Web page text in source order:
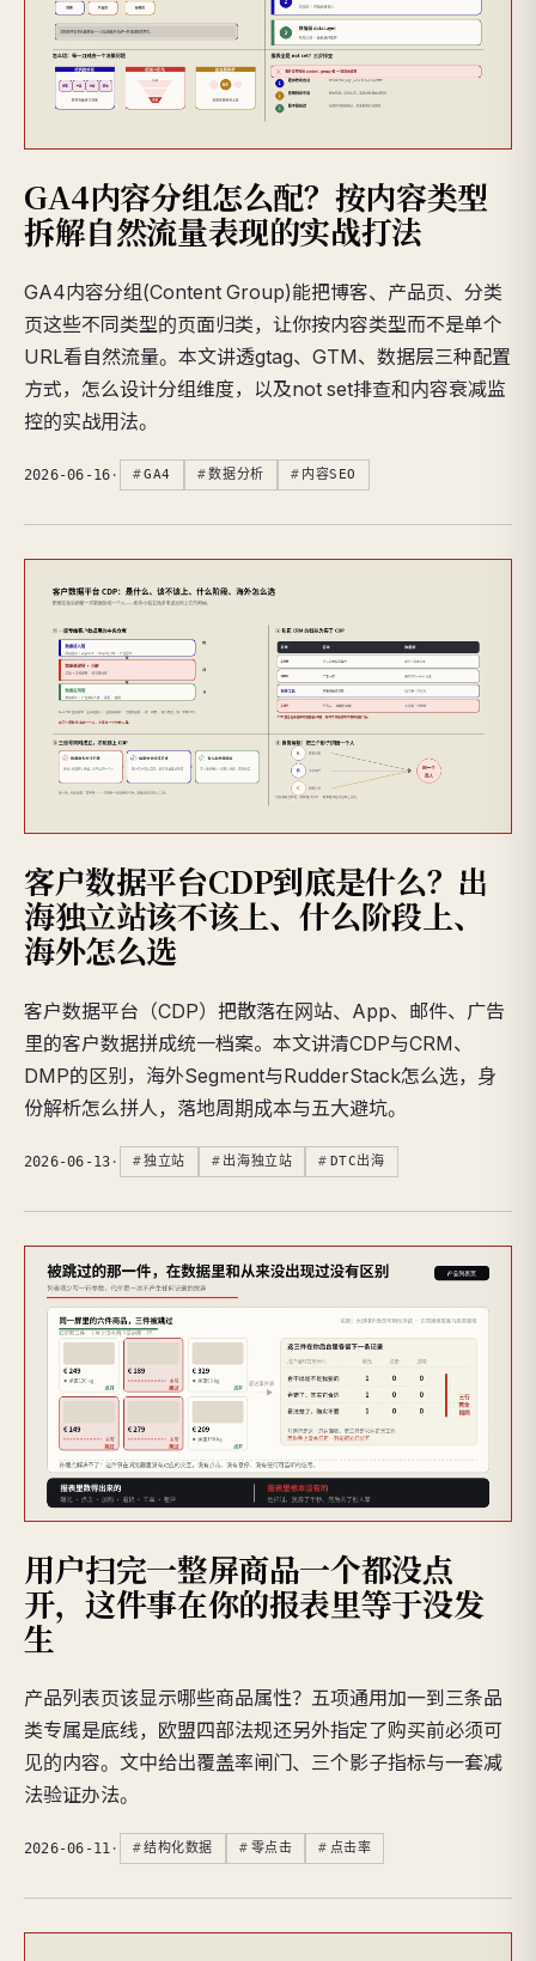
GA4内容分组怎么配？按内容类型
拆解自然流量表现的实战打法
GA4内容分组(Content Group)能把博客、产品页、分类
页这些不同类型的页面归类，让你按内容类型而不是单个
URL看自然流量。本文讲透gtag、GTM、数据层三种配置
方式，怎么设计分组维度，以及not set排查和内容衰减监
控的实战用法。
2026-06-16 · GA4 数据分析 内容SEO
客户数据平台CDP到底是什么？出
海独立站该不该上、什么阶段上、
海外怎么选
客户数据平台（CDP）把散落在网站、App、邮件、广告
里的客户数据拼成统一档案。本文讲清CDP与CRM、
DMP的区别，海外Segment与RudderStack怎么选，身
份解析怎么拼人，落地周期成本与五大避坑。
2026-06-13 · 独立站 出海独立站 DTC出海
用户扫完一整屏商品一个都没点
开，这件事在你的报表里等于没发
生
产品列表页该显示哪些商品属性？五项通用加一到三条品
类专属是底线，欧盟四部法规还另外指定了购买前必须可
见的内容。文中给出覆盖率闸门、三个影子指标与一套减
法验证办法。
2026-06-11 · 结构化数据 零点击 点击率